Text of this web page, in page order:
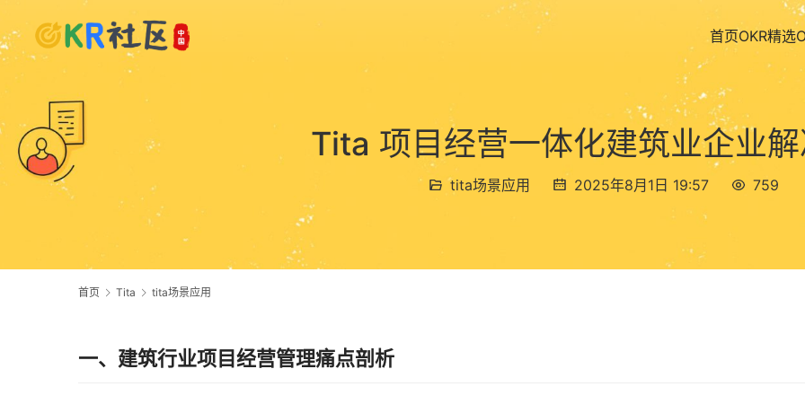
首页OKR精选
Tita 项目经营一体化建筑业企业
tita场景应用 2025年8月1日 19:57 759
首页 Tita tita场景应用
一、建筑行业项目经营管理痛点剖析